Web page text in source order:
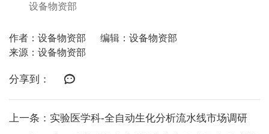
设备物资部
作者：设备物资部
编辑：设备物资部
来源：设备物资部
分享到：
上一条：实验医学科-全自动生化分析流水线市场调研